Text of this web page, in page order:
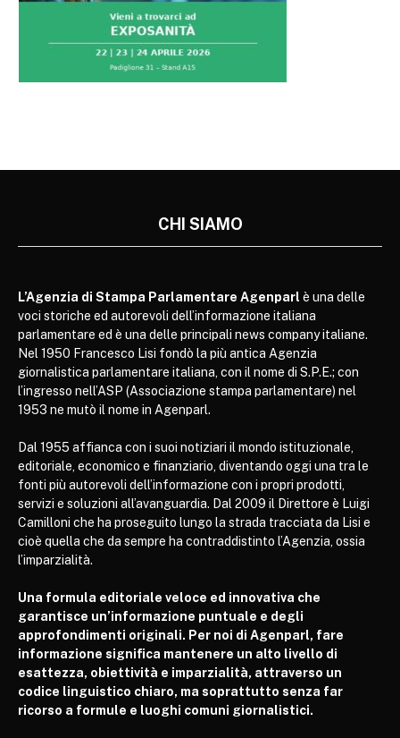
CHI SIAMO
L’Agenzia di Stampa Parlamentare Agenparl è una delle
voci storiche ed autorevoli dell’informazione italiana
parlamentare ed è una delle principali news company italiane.
Nel 1950 Francesco Lisi fondò la più antica Agenzia
giornalistica parlamentare italiana, con il nome di S.P.E.; con
l’ingresso nell’ASP (Associazione stampa parlamentare) nel
1953 ne mutò il nome in Agenparl.
Dal 1955 affianca con i suoi notiziari il mondo istituzionale,
editoriale, economico e finanziario, diventando oggi una tra le
fonti più autorevoli dell’informazione con i propri prodotti,
servizi e soluzioni all’avanguardia. Dal 2009 il Direttore è Luigi
Camilloni che ha proseguito lungo la strada tracciata da Lisi e
cioè quella che da sempre ha contraddistinto l’Agenzia, ossia
l’imparzialità.
Una formula editoriale veloce ed innovativa che
garantisce un’informazione puntuale e degli
approfondimenti originali. Per noi di Agenparl, fare
informazione significa mantenere un alto livello di
esattezza, obiettività e imparzialità, attraverso un
codice linguistico chiaro, ma soprattutto senza far
ricorso a formule e luoghi comuni giornalistici.